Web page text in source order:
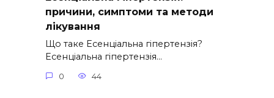
причини, симптоми та методи
лікування
Що таке Есенціальна гіпертензія?
Есенціальна гіпертензія…
0 44